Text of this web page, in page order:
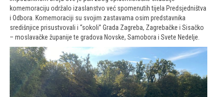
komemoraciju održalo izaslanstvo već spomenutih tijela Predsjedništva
i Odbora. Komemoraciji su svojim zastavama osim predstavnika
središnjice prisustvovali i “sokoli” Grada Zagreba, Zagrebačke i Sisačko
– moslavačke županije te gradova Novske, Samobora i Svete Nedelje.